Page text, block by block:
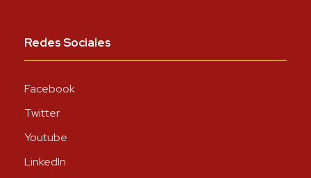
Redes Sociales
Facebook
Twitter
Youtube
LinkedIn